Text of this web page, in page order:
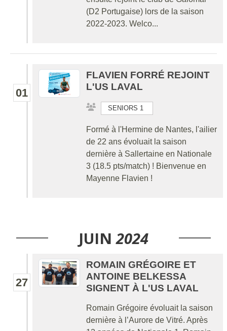
(D2 Portugaise) lors de la saison
2022-2023. Welco...
01
FLAVIEN FORRÉ REJOINT
L'US LAVAL
SENIORS 1
Formé à l'Hermine de Nantes, l'ailier
de 22 ans évoluait la saison
dernière à Sallertaine en Nationale
3 (18.5 pts/match) ! Bienvenue en
Mayenne Flavien !
JUIN 2024
27
ROMAIN GRÉGOIRE ET
ANTOINE BELKESSA
SIGNENT À L'US LAVAL
Romain Grégoire évoluait la saison
dernière à l’Aurore de Vitré. Après